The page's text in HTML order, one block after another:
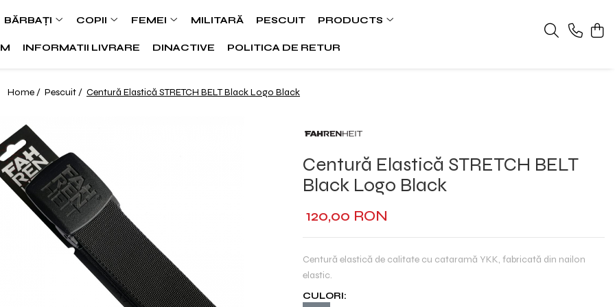
BĂRBAȚI COPII FEMEI MILITARĂ PESCUIT PRODUCTS
INFORMATII LIVRARE DINACTIVE POLITICA DE RETUR
Home / Pescuit / Centură Elastică STRETCH BELT Black Logo Black
Centură Elastică STRETCH BELT
Black Logo Black
120,00 RON
Centură elastică de calitate cu cataramă YKK, fabricată din nailon
elastic.
CULORI: